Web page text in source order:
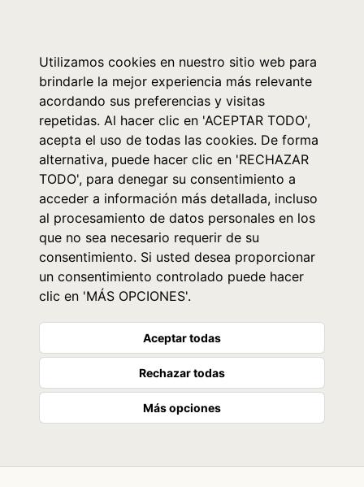
Utilizamos cookies en nuestro sitio web para
brindarle la mejor experiencia más relevante
acordando sus preferencias y visitas
repetidas. Al hacer clic en 'ACEPTAR TODO',
acepta el uso de todas las cookies. De forma
alternativa, puede hacer clic en 'RECHAZAR
TODO', para denegar su consentimiento a
acceder a información más detallada, incluso
al procesamiento de datos personales en los
que no sea necesario requerir de su
consentimiento. Si usted desea proporcionar
un consentimiento controlado puede hacer
clic en 'MÁS OPCIONES'.
Aceptar todas
Rechazar todas
Más opciones